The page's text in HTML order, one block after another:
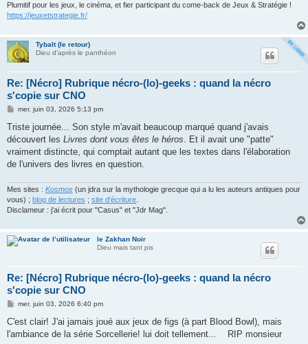
Plumitif pour les jeux, le cinéma, et fier participant du come-back de Jeux & Stratégie !
https://jeuxetstrategie.fr/
Tybalt (le retour)
Dieu d'après le panthéon
Re: [Nécro] Rubrique nécro-(lo)-geeks : quand la nécro
s'copie sur CNO
M
s
a
g
mer. juin 03, 2026 5:13 pm
Triste journée... Son style m'avait beaucoup marqué quand j'avais
découvert les Livres dont vous êtes le héros . Et il avait une "patte"
vraiment distincte, qui comptait autant que les textes dans l'élaboration
de l'univers des livres en question.
Mes sites : Kosmos (un jdra sur la mythologie grecque qui a lu les auteurs antiques pour
vous) ; blog de lectures ; site d'écriture
Disclameur : j'ai écrit pour "Casus" et "Jdr Mag".
le Zakhan Noir
Dieu mais tant pis
Re: [Nécro] Rubrique nécro-(lo)-geeks : quand la nécro
s'copie sur CNO
M
s
a
mer. juin 03, 2026 6:40 pm
C'est clair! J'ai jamais joué aux jeux de figs (à part Blood Bowl), mais
l'ambiance de la série Sorcellerie! lui doit tellement... RIP monsieur